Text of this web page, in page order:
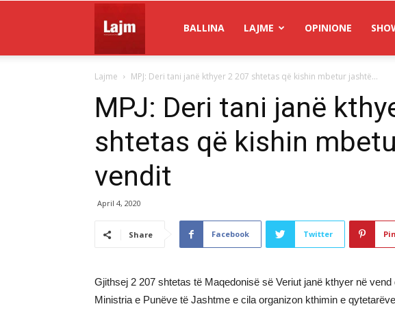
Lajm
BALLINA LAJME OPINIONE
Lajme MPJ: Deri tani janë kthyer 2 207 shtetas që kishin mbetur jashtë...
MPJ: Deri tani janë
shtetas që kishin
vendit
April 4, 2020
Share Facebook Twitter
Gjithsej 2 207 shtetas të Maqedonisë së Veriut janë kthyer në
Ministria e Punëve të Jashtme e cila organizon kthimin e